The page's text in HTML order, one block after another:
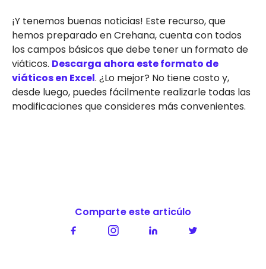
¡Y tenemos buenas noticias! Este recurso, que
hemos preparado en Crehana, cuenta con todos
los campos básicos que debe tener un formato de
viáticos. Descarga ahora este formato de
viáticos en Excel. ¿Lo mejor? No tiene costo y,
desde luego, puedes fácilmente realizarle todas las
modificaciones que consideres más convenientes.
Comparte este articúlo